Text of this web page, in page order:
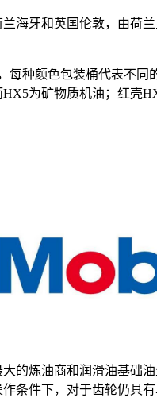
海牙和英国伦敦，由荷
种颜色包装桶代表不
为矿物质机油；红壳
的炼油商和润滑油基础
条件下，对于齿轮仍具有